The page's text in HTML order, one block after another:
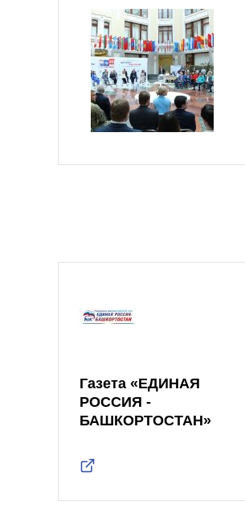
Газета «ЕДИНАЯ
РОССИЯ -
БАШКОРТОСТАН»